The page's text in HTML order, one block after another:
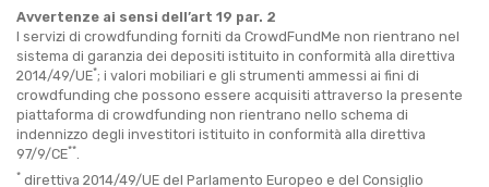
Avvertenze ai sensi dell’art 19 par. 2
I servizi di crowdfunding forniti da CrowdFundMe non rientrano nel
sistema di garanzia dei depositi istituito in conformità alla direttiva
2014/49/UE*; i valori mobiliari e gli strumenti ammessi ai fini di
crowdfunding che possono essere acquisiti attraverso la presente
piattaforma di crowdfunding non rientrano nello schema di
indennizzo degli investitori istituito in conformità alla direttiva
97/9/CE**
* direttiva 2014/49/UE del Parlamento Europeo e del Consiglio